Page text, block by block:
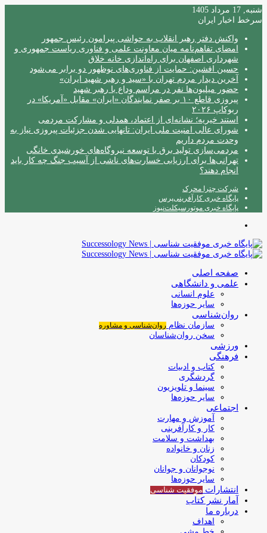
شنبه, 17 مرداد 1405
سرخط اخبار ایران
واکنش دفتر رهبر انقلاب به حواشی پیرامون رئیس جمهور
امضای تفاهم‌نامه میان معاونت علمی و فناوری ریاست جمهوری و
شهرداری اصفهان برای راه‌اندازی خانه خلاق
حسین افشین: حمایت از فناوری‌های نوظهور دو برابر می‌شود
آخرین دیدار مردم تهران با «سید و رهبر شهید ایران»
حضور میلیون‌ها نفر در مراسم وداع با رهبر شهید
پیروزی قاطع ۱۰ بر صفر نمایندگان «ایران» مقابل «آمریکا» در
ربوکاپ ۲۰۲۶
استند خیریه؛ نشانه‌ای از اعتماد، همدلی و مشارکت مردمی
شورای عالی امنیت ملی ایران: تانهایی شدن جزئیات پیروزی نیاز به
وحدت مردم داریم
مردمی‌سازی تولید برق با توسعه نیروگاه‌های خورشیدی خانگی
تهرانی‌ها برای ارزیابی خسارت‌های ناشی از آسیب جنگ چه کار باید
انجام دهند؟
شرکت چترا محرک
پایگاه خبری کارآفرینی‌پرس
پایگاه خبری موتورسیکلت‌نیوز
صفحه اصلی
علمی و دانشگاهی
علوم انسانی
سایر حوزه‌ها
روان‌شناسی
سازمان نظام روان‌شناسی و مشاوره
سخن روان‌شناسان
ورزشی
فرهنگی
کتاب و ادبیات
گردشگری
سینما و تلویزیون
سایر حوزه‌ها
اجتماعی
آموزش و مهارت
کار و کارآفرینی
بهداشت و سلامت
زنان و خانواده
کودکان
نوجوانان و جوانان
سایر حوزه‌ها
انتشارات موفقیت‌ شناسی
آمار نشر کتاب
درباره ما
اهداف